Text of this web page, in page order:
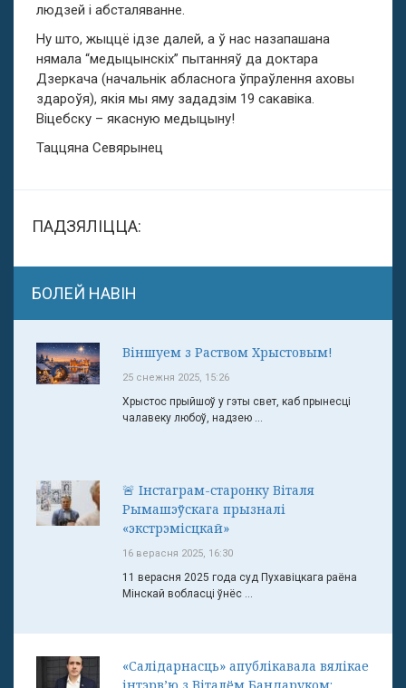
людзей і абсталяванне.
Ну што, жыццё ідзе далей, а ў нас назапашана
нямала “медыцынскіх” пытанняў да доктара
Дзеркача (начальнік абласнога ўпраўлення аховы
здароўя), якія мы яму зададзім 19 сакавіка.
Віцебску – якасную медыцыну!
Таццяна Севярынец
ПАДЗЯЛІЦЦА:
БОЛЕЙ НАВІН
Віншуем з Раством Хрыстовым!
25 снежня 2025, 15:26
Хрыстос прыйшоў у гэты свет, каб прынесці
чалавеку любоў, надзею ...
🚨 Інстаграм-старонку Віталя
Рымашэўскага прызналі
«экстрэмісцкай»
16 верасня 2025, 16:30
11 верасня 2025 года суд Пухавіцкага раёна
Мінскай вобласці ўнёс ...
«Салідарнасць» апублікавала вялікае
інтэрв’ю з Віталём Бандаруком: